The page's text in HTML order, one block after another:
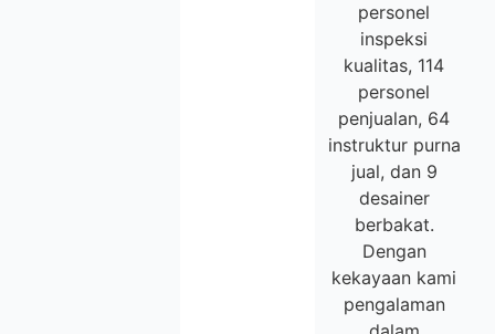
personel
inspeksi
kualitas, 114
personel
penjualan, 64
instruktur purna
jual, dan 9
desainer
berbakat.
Dengan
kekayaan kami
pengalaman